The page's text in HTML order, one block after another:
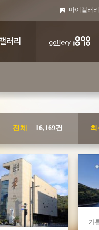
마이갤러리
전체 16,169건
가